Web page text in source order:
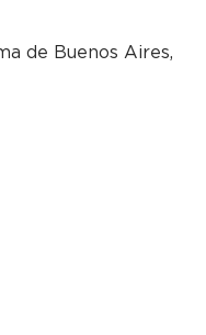
de Buenos Aires,